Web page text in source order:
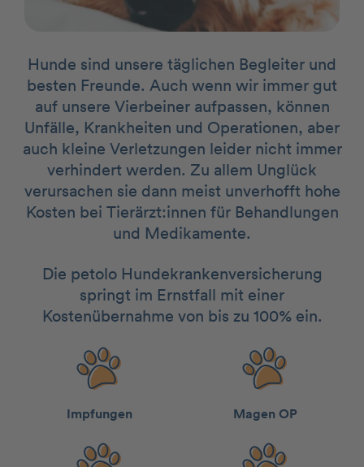
Hunde sind unsere täglichen Begleiter und
besten Freunde. Auch wenn wir immer gut
auf unsere Vierbeiner aufpassen, können
Unfälle, Krankheiten und Operationen, aber
auch kleine Verletzungen leider nicht immer
verhindert werden. Zu allem Unglück
verursachen sie dann meist unverhofft hohe
Kosten bei Tierärzt:innen für Behandlungen
und Medikamente.
Die petolo Hundekrankenversicherung
springt im Ernstfall mit einer
Kostenübernahme von bis zu 100% ein.
Impfungen Magen OP